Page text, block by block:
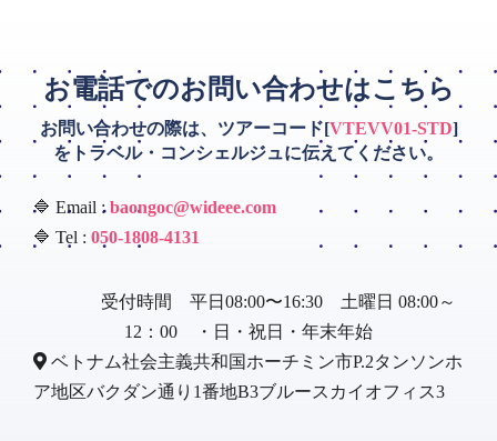
お電話でのお問い合わせはこちら
お問い合わせの際は、ツアーコード[VTEVV01-STD]
をトラベル・コンシェルジュに伝えてください。
🔷 Email :baongoc@wideee.com
🔷 Tel : 050-1808-4131
受付時間 平日08:00〜16:30 土曜日 08:00～
12：00 ・日・祝日・年末年始
ベトナム社会主義共和国ホーチミン市P.2タンソンホ
ア地区バクダン通り1番地B3ブルースカイオフィス3